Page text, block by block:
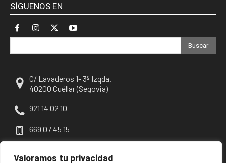
Valoramos tu privacidad
SÍGUENOS EN
Buscar
C/ Lavaderos 1- 3º Izqda.
40200 Cuéllar (Segovia)
921 14 02 10
669 07 45 15